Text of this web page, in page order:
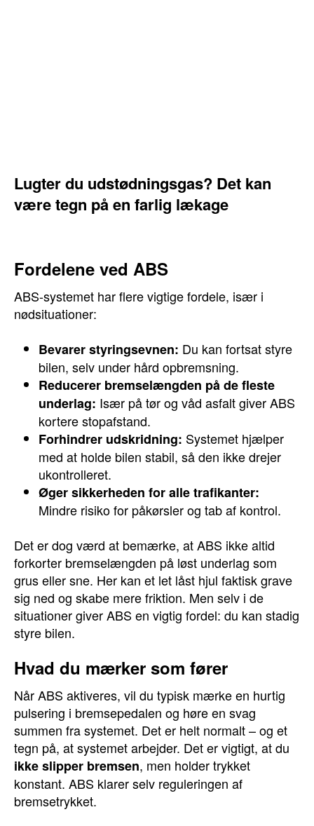
Lugter du udstødningsgas? Det kan
være tegn på en farlig lækage
Fordelene ved ABS
ABS-systemet har flere vigtige fordele, især i
nødsituationer:
Bevarer styringsevnen: Du kan fortsat styre
bilen, selv under hård opbremsning.
Reducerer bremselængden på de fleste
underlag: Især på tør og våd asfalt giver ABS
kortere stopafstand.
Forhindrer udskridning: Systemet hjælper
med at holde bilen stabil, så den ikke drejer
ukontrolleret.
Øger sikkerheden for alle trafikanter:
Mindre risiko for påkørsler og tab af kontrol.
Det er dog værd at bemærke, at ABS ikke altid
forkorter bremselængden på løst underlag som
grus eller sne. Her kan et let låst hjul faktisk grave
sig ned og skabe mere friktion. Men selv i de
situationer giver ABS en vigtig fordel: du kan stadig
styre bilen.
Hvad du mærker som fører
Når ABS aktiveres, vil du typisk mærke en hurtig
pulsering i bremsepedalen og høre en svag
summen fra systemet. Det er helt normalt – og et
tegn på, at systemet arbejder. Det er vigtigt, at du
ikke slipper bremsen, men holder trykket
konstant. ABS klarer selv reguleringen af
bremsetrykket.